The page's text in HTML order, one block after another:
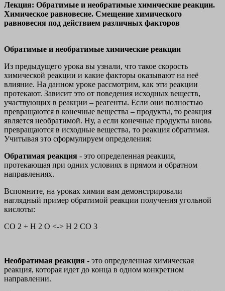
Лекция: Обратимые и необратимые химические реакции.
Химическое равновесие. Смещение химического
равновесия под действием различных факторов
Обратимые и необратимые химические реакции
Из предыдущего урока вы узнали, что такое скорость
химической реакции и какие факторы оказывают на неё
влияние. На данном уроке рассмотрим, как эти реакции
протекают. Зависит это от поведения исходных веществ,
участвующих в реакции – реагенты. Если они полностью
превращаются в конечные вещества – продукты, то реакция
является необратимой. Ну, а если конечные продукты вновь
превращаются в исходные вещества, то реакция обратимая.
Учитывая это сформулируем определения:
Обратимая реакция - это определенная реакция,
протекающая при одних условиях в прямом и обратном
направлениях.
Вспомните, на уроках химии вам демонстрировали
наглядный пример обратимой реакции получения угольной
кислоты:
CO 2 + H 2 O <-> H 2 CO 3
Необратимая реакция - это определенная химическая
реакция, которая идет до конца в одном конкретном
направлении.